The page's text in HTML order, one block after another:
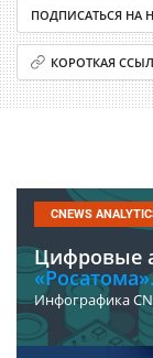
ПОДПИСАТЬСЯ НА
КОРОТКАЯ
CNEWS
Цифровые
Инфографика